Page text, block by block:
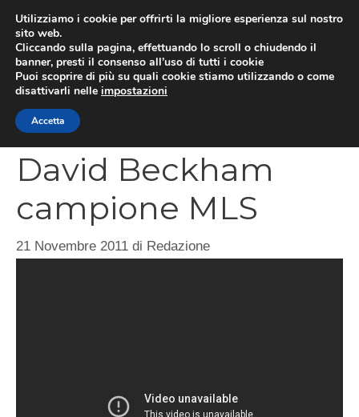
contenuto
David Beckham
campione MLS
21 Novembre 2011 di Redazione
Utilizziamo i cookie per offrirti la migliore esperienza sul nostro
sito web.
Cliccando sulla pagina, effettuando lo scroll o chiudendo il
banner, presti il consenso all’uso di tutti i cookie
Puoi scoprire di più su quali cookie stiamo utilizzando o come
disattivarli nelle impostazioni
Accetta